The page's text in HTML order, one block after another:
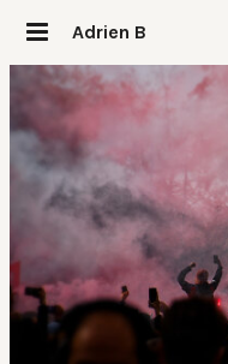
Adrien B